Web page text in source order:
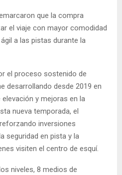
que la compra
el viaje con mayor comodidad
a las pistas durante la
el proceso sostenido de
desarrollando desde 2019 en
y mejoras en la
nueva temporada, el
inversiones
seguridad en pista y la
visiten el centro de esquí.
niveles, 8 medios de